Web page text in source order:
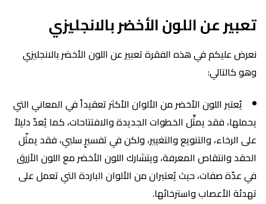
تعبير عن اللون الأخضر بالانجليزي
نعرض عليكم في هذه الفقرة تعبير عن اللون الأخضر بالانجليزي
وهو كالتالي:
يُعتبر اللون الأخضر من الألوان الأكثر تعقيداً في المعاني التي
يحملها، فقد يمثِّل الخطوات الجديدة والافتتاحات، كما يُعدّ دليلاً
على الرخاء، والتنويع والتغيير، ولكن في تفسيرٍ سلبي، فقد يمثّل
الحقد وانتقاص المعرفة، ويتشارك اللون الأخضر مع اللون الأزرق
في عدّة صفات، حيث يُعتبران من الألوان الباردة التي تعمل على
تهدئة الأعصاب واسترخائها.